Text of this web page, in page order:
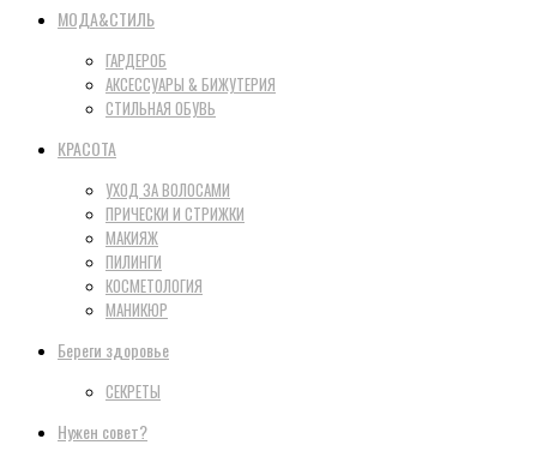
МОДА&СТИЛЬ
ГАРДЕРОБ
АКСЕССУАРЫ & БИЖУТЕРИЯ
СТИЛЬНАЯ ОБУВЬ
КРАСОТА
УХОД ЗА ВОЛОСАМИ
ПРИЧЕСКИ И СТРИЖКИ
МАКИЯЖ
ПИЛИНГИ
КОСМЕТОЛОГИЯ
МАНИКЮР
Береги здоровье
СЕКРЕТЫ
Нужен совет?